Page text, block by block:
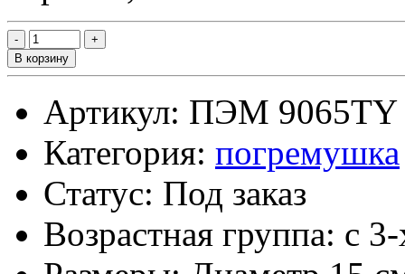
В корзину
Артикул: ПЭМ 9065TY
Категория: погремушка
Статус: Под заказ
Возрастная группа: с